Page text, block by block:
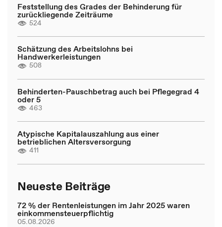
Feststellung des Grades der Behinderung für
zurückliegende Zeiträume
524
Schätzung des Arbeitslohns bei
Handwerkerleistungen
508
Behinderten-Pauschbetrag auch bei Pflegegrad 4
oder 5
463
Atypische Kapitalauszahlung aus einer
betrieblichen Altersversorgung
411
Neueste Beiträge
72 % der Rentenleistungen im Jahr 2025 waren
einkommensteuerpflichtig
05.08.2026